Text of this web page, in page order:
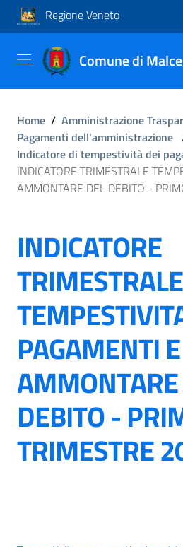
Regione Veneto
Comune di
Home / Amministrazione
Pagamenti dell'amministrazione
Indicatore di tempestività dei
INDICATORE TRIMESTRALE
AMMONTARE DEL DEBITO -
INDICATORE
TRIMESTRALE
PAGAMENTI E
DEBITO -
TRIMESTRE